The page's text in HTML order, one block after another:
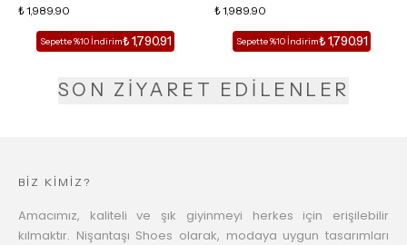
DETAY SİVRİ BURUN KADIN
TOPUKLU TERLİK
₺ 1,989.90
Sepette %10 İndirim₺ 1,790.91
DETAY SİVRİ BURUN KADIN
TOPUKLU TERLİK
₺ 1,989.90
Sepette %10 İndirim₺ 1,790.91
SON ZİYARET EDİLENLER
BİZ KİMİZ?
Amacımız, kaliteli ve şık giyinmeyi herkes için erişilebilir
kılmaktır. Nişantaşı Shoes olarak, modaya uygun tasarımları